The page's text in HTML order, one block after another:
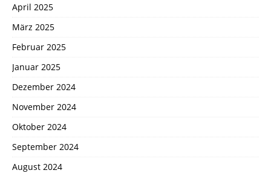
April 2025
März 2025
Februar 2025
Januar 2025
Dezember 2024
November 2024
Oktober 2024
September 2024
August 2024